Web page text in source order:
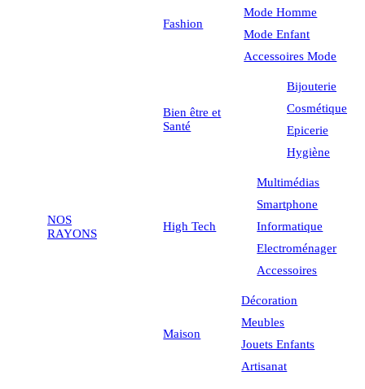
NOS
RAYONS
Fashion
Mode Homme
Mode Enfant
Accessoires Mode
Bien être et
Santé
Bijouterie
Cosmétique
Epicerie
Hygiène
High Tech
Multimédias
Smartphone
Informatique
Electroménager
Accessoires
Maison
Décoration
Meubles
Jouets Enfants
Artisanat